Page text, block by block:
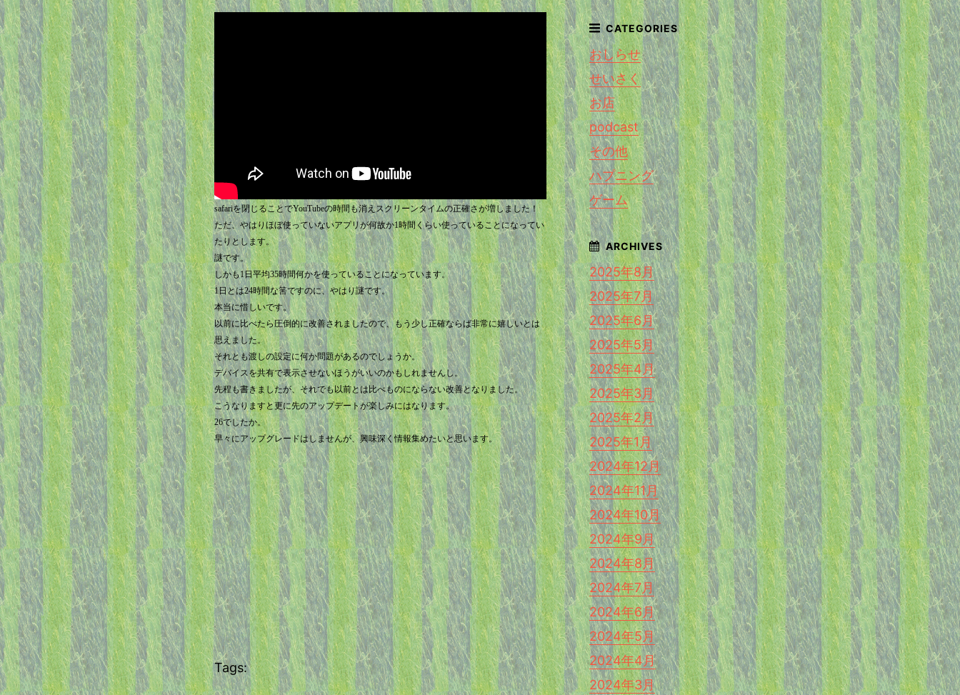
safariを閉じることでYouTubeの時間も消えスクリーンタイムの正確さが増しました！
ただ、やはりほぼ使っていないアプリが何故か1時間くらい使っていることになってい
たりとします。
謎です。
しかも1日平均35時間何かを使っていることになっています。
1日とは24時間な筈ですのに、やはり謎です。
本当に惜しいです。
以前に比べたら圧倒的に改善されましたので、もう少し正確ならば非常に嬉しいとは
思えました。
それとも渡しの設定に何か問題があるのでしょうか。
デバイスを共有で表示させないほうがいいのかもしれませんし。
先程も書きましたが、それでも以前とは比べものにならない改善となりました。
こうなりますと更に先のアップデートが楽しみにはなります。
26でしたか。
早々にアップグレードはしませんが、興味深く情報集めたいと思います。
Tags:
おしらせ
せいさく
お店
podcast
その他
ハプニング
ゲーム
2025年8月
2025年7月
2025年6月
2025年5月
2025年4月
2025年3月
2025年2月
2025年1月
2024年12月
2024年11月
2024年10月
2024年9月
2024年8月
2024年7月
2024年6月
2024年5月
2024年4月
2024年3月